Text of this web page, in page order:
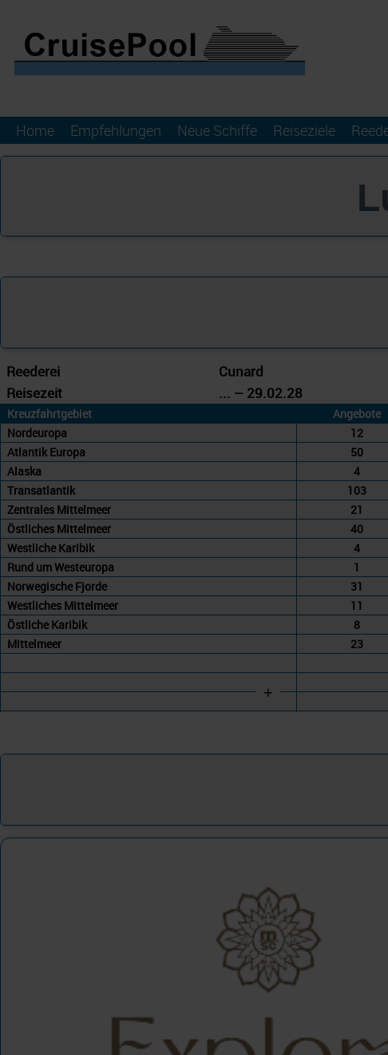
Home Empfehlungen Neue Schiffe Reiseziele
Reederei
Cunard
Reisezeit
... – 29.02.28
Kreuzfahrtgebiet Angebote
Nordeuropa
12
Atlantik Europa
50
Alaska
4
Transatlantik
103
Zentrales Mittelmeer
21
Östliches Mittelmeer
40
Westliche Karibik
4
Rund um Westeuropa
1
Norwegische Fjorde
31
Westliches Mittelmeer
11
Östliche Karibik
8
Mittelmeer
23
+